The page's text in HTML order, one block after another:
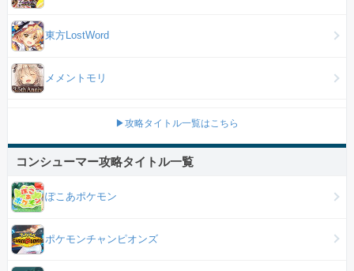
東方LostWord
メメントモリ
▶攻略タイトル一覧はこちら
コンシューマー攻略タイトル一覧
ぽこあポケモン
ポケモンチャンピオンズ